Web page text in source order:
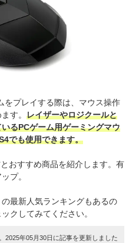
をプレイする際は、マウス操作
す。 レイザーやロジクールと
るPCゲーム用ゲーミングマウ
でも使用できます。
おすすめ商品を紹介します。有
プ。
最新人気ランキングもあるの
クしてみてください。
2025年05月30日に記事を更新しました